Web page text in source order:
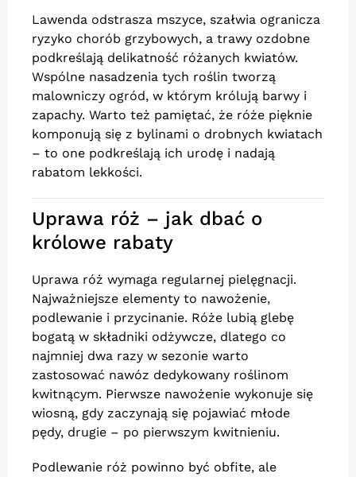
Lawenda odstrasza mszyce, szałwia ogranicza
ryzyko chorób grzybowych, a trawy ozdobne
podkreślają delikatność różanych kwiatów.
Wspólne nasadzenia tych roślin tworzą
malowniczy ogród, w którym królują barwy i
zapachy. Warto też pamiętać, że róże pięknie
komponują się z bylinami o drobnych kwiatach
– to one podkreślają ich urodę i nadają
rabatom lekkości.
Uprawa róż – jak dbać o
królowe rabaty
Uprawa róż wymaga regularnej pielęgnacji.
Najważniejsze elementy to nawożenie,
podlewanie i przycinanie. Róże lubią glebę
bogatą w składniki odżywcze, dlatego co
najmniej dwa razy w sezonie warto
zastosować nawóz dedykowany roślinom
kwitnącym. Pierwsze nawożenie wykonuje się
wiosną, gdy zaczynają się pojawiać młode
pędy, drugie – po pierwszym kwitnieniu.
Podlewanie róż powinno być obfite, ale